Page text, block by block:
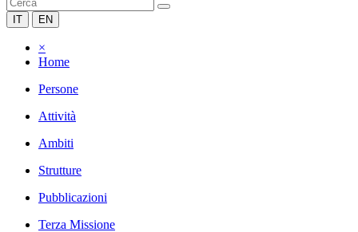
IT EN
×
Home
Persone
Attività
Ambiti
Strutture
Pubblicazioni
Terza Missione